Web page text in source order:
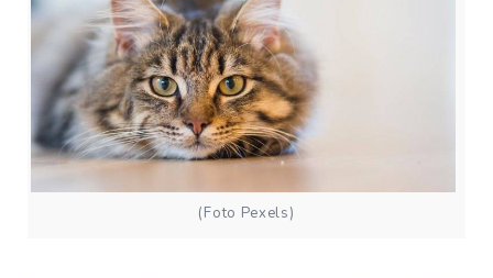
(Foto Pexels)